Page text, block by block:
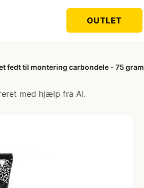
OUTLET
fedt til montering carbondele - 75 gram
med hjælp fra AI.